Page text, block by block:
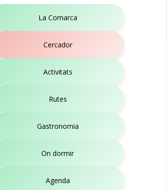
La Comarca
Cercador
Activitats
Rutes
Gastronomia
On dormir
Agenda